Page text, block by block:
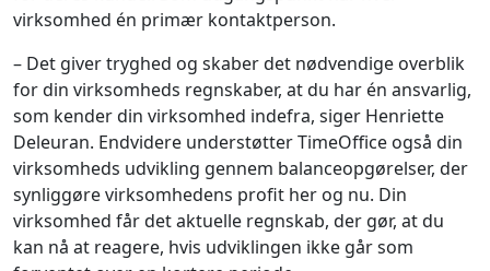
virksomhed én primær kontaktperson.
– Det giver tryghed og skaber det nødvendige overblik
for din virksomheds regnskaber, at du har én ansvarlig,
som kender din virksomhed indefra, siger Henriette
Deleuran. Endvidere understøtter TimeOffice også din
virksomheds udvikling gennem balanceopgørelser, der
synliggøre virksomhedens profit her og nu. Din
virksomhed får det aktuelle regnskab, der gør, at du
kan nå at reagere, hvis udviklingen ikke går som